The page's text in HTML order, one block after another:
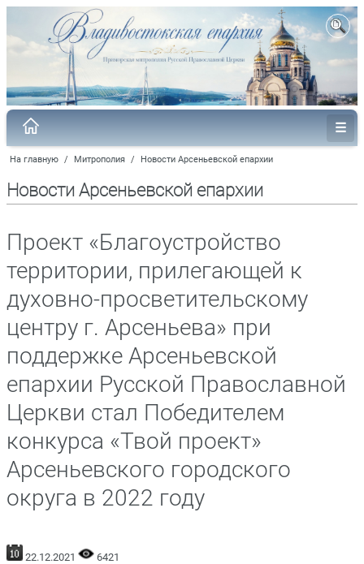
На главную / Митрополия / Новости Арсеньевской епархии
Новости Арсеньевской епархии
Проект «Благоустройство
территории, прилегающей к
духовно-просветительскому
центру г. Арсеньева» при
поддержке Арсеньевской
епархии Русской Православной
Церкви стал Победителем
конкурса «Твой проект»
Арсеньевского городского
округа в 2022 году
22.12.2021
6421